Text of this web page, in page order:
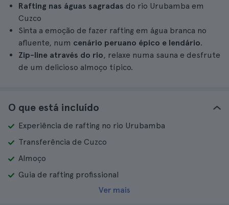
Rafting nas águas sagradas do rio Urubamba em
Cuzco
Sinta a emoção de fazer rafting em água branca no
afluente, num cenário peruano épico e lendário.
Zip-line através do rio, relaxe numa sauna e desfrute
de um delicioso almoço típico.
O que está incluído
Experiência de rafting no rio Urubamba
Transferência de Cuzco
Almoço
Guia de rafting profissional
Ver mais